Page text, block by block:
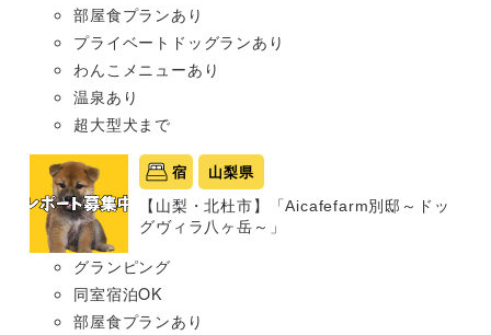
部屋食プランあり
プライベートドッグランあり
わんこメニューあり
温泉あり
超大型犬まで
宿 山梨県
【山梨・北杜市】「Aicafefarm別邸～ドッ
グヴィラ八ヶ岳～」
グランピング
同室宿泊OK
部屋食プランあり